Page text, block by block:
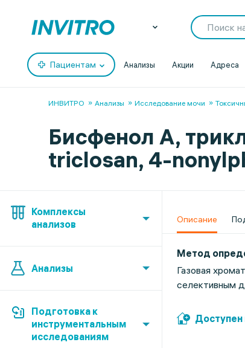
Пациентам Анализы Акции Адреса
ИНВИТРО Анализы Исследование мочи
Бисфенол А,
triclosan, 4-
Комплексы
анализов
Анализы
Подготовка к
инструментальным
исследованиям
Описание
Метод
Газовая
селективным